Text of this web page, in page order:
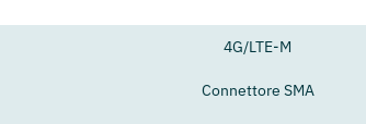
4G/LTE-M
Connettore SMA